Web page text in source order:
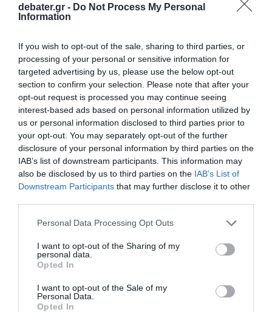
debater.gr - Do Not Process My Personal
Information
If you wish to opt-out of the sale, sharing to third parties, or
processing of your personal or sensitive information for
targeted advertising by us, please use the below opt-out
section to confirm your selection. Please note that after your
opt-out request is processed you may continue seeing
interest-based ads based on personal information utilized by
us or personal information disclosed to third parties prior to
your opt-out. You may separately opt-out of the further
disclosure of your personal information by third parties on the
IAB’s list of downstream participants. This information may
also be disclosed by us to third parties on the IAB’s List of
Downstream Participants that may further disclose it to other
Please note that this website/app uses one or more Google
not limited to your visit or usage behaviour. You may click to
grant or deny consent to Google and its third-party tags to
use your data for below specified purposes in below Google
consent section.
Personal Data Processing Opt Outs
I want to opt-out of the Sharing of my
personal data.
Opted In
I want to opt-out of the Sale of my
Personal Data.
Opted In
ΔΙΕΘΝΗ